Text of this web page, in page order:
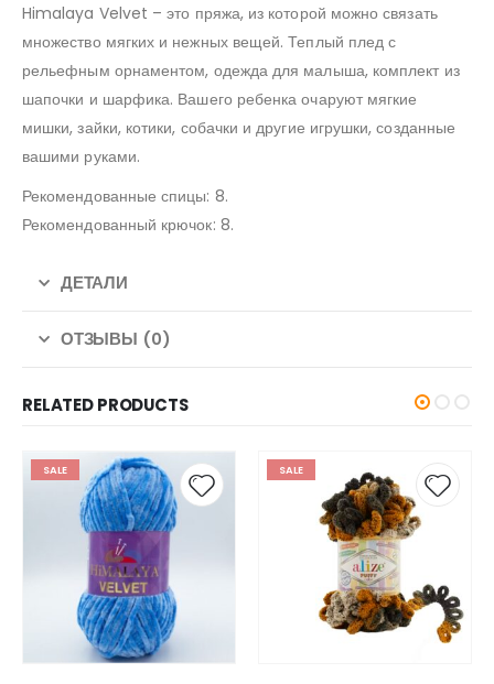
Himalaya Velvet – это пряжа, из которой можно связать
множество мягких и нежных вещей. Теплый плед с
рельефным орнаментом, одежда для малыша, комплект из
шапочки и шарфика. Вашего ребенка очаруют мягкие
мишки, зайки, котики, собачки и другие игрушки, созданные
вашими руками.
Рекомендованные спицы: 8.
Рекомендованный крючок: 8.
ДЕТАЛИ
ОТЗЫВЫ (0)
RELATED PRODUCTS
SALE SALE